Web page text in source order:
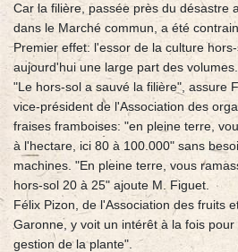
Car la filière, passée près du désastre
dans le Marché commun, a été
Premier effet: l'essor de la culture
aujourd'hui une large part des volumes.
"Le hors-sol a sauvé la filière", assure
vice-président de l'Association des
fraises framboises: "en pleine terre,
à l'hectare, ici 80 à 100.000" sans
machines. "En pleine terre, vous
hors-sol 20 à 25" ajoute M. Figuet.
Félix Pizon, de l'Association des fruits
Garonne, y voit un intérêt à la fois
gestion de la plante".